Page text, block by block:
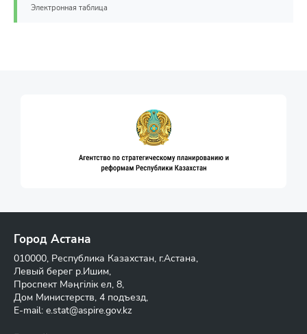
Электронная таблица
Город Астана
010000, Республика Казахстан, г.Астана,
Левый берег р.Ишим,
Проспект Мәңгілік ел, 8,
Дом Министерств, 4 подъезд,
E-mail: e.stat@aspire.gov.kz